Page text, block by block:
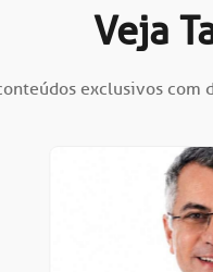
Veja
exclusivos com